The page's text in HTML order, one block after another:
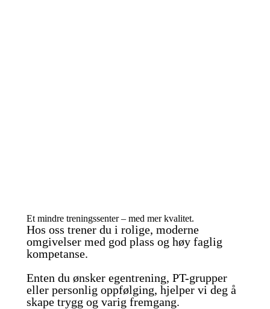
Et mindre treningssenter – med mer kvalitet.
Hos oss trener du i rolige, moderne
omgivelser med god plass og høy faglig
kompetanse.
Enten du ønsker egentrening, PT-grupper
eller personlig oppfølging, hjelper vi deg å
skape trygg og varig fremgang.